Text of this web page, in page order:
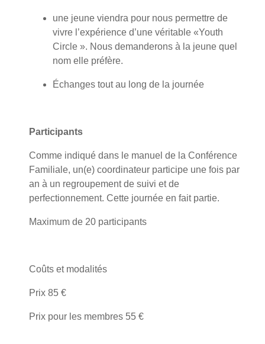
une jeune viendra pour nous permettre de
vivre l’expérience d’une véritable «Youth
Circle ». Nous demanderons à la jeune quel
nom elle préfère.
Échanges tout au long de la journée
Participants
Comme indiqué dans le manuel de la Conférence
Familiale, un(e) coordinateur participe une fois par
an à un regroupement de suivi et de
perfectionnement. Cette journée en fait partie.
Maximum de 20 participants
Coûts et modalités
Prix 85 €
Prix pour les membres 55 €